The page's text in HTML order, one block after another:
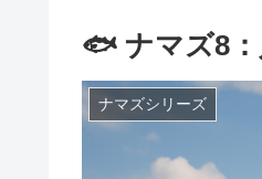
🐟 ナマズ8
ナマズシリーズ